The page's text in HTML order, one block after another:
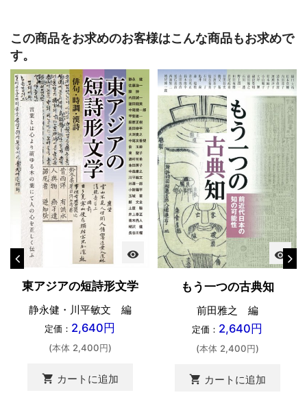
この商品をお求めのお客様はこんな商品もお求めで
す。
visibility
東アジアの短詩形文学
静永健・川平敏文 編
定価： 2,640円
(本体 2,400円)
shopping_cart カートに追加
visibility
もう一つの古典知
前田雅之 編
定価： 2,640円
(本体 2,400円)
shopping_cart カートに追加